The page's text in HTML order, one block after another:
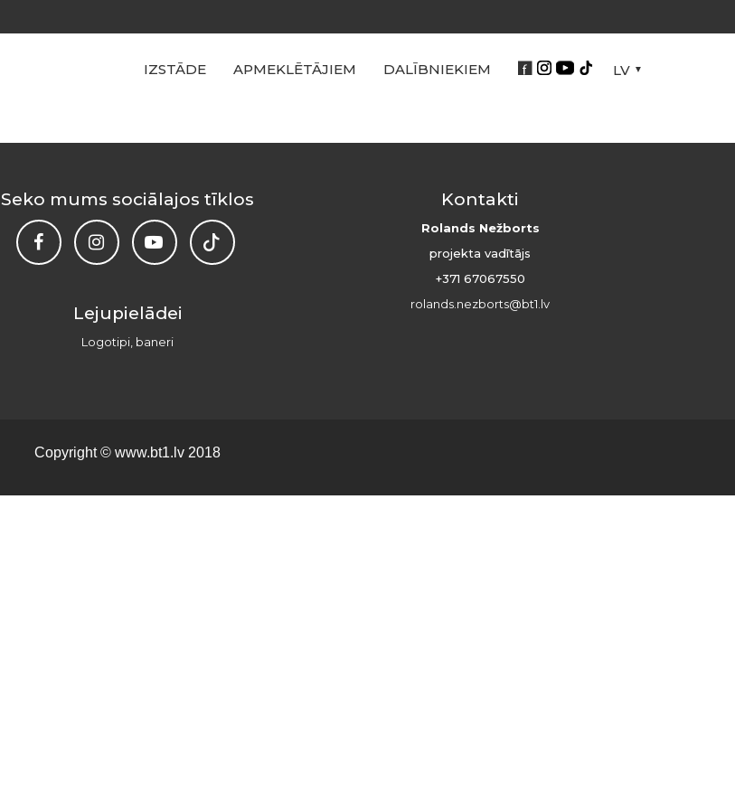
IZSTĀDE APMEKLĒTĀJIEM DALĪBNIEKIEM LV
Seko mums sociālajos tīklos
Lejupielādei
Logotipi, baneri
Kontakti
Rolands Nežborts
projekta vadītājs
+371 67067550
rolands.nezborts@bt1.lv
Copyright © www.bt1.lv 2018